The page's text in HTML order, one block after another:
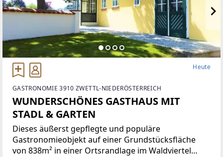
Heute
GASTRONOMIE 3910 ZWETTL-NIEDERÖSTERREICH
WUNDERSCHÖNES GASTHAUS MIT
STADL & GARTEN
Dieses äußerst gepflegte und populäre
Gastronomieobjekt auf einer Grundstücksfläche
von 838m² in einer Ortsrandlage im Waldviertel